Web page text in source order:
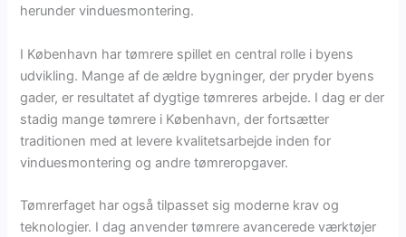
herunder vinduesmontering.
I København har tømrere spillet en central rolle i byens
udvikling. Mange af de ældre bygninger, der pryder byens
gader, er resultatet af dygtige tømreres arbejde. I dag er der
stadig mange tømrere i København, der fortsætter
traditionen med at levere kvalitetsarbejde inden for
vinduesmontering og andre tømreropgaver.
Tømrerfaget har også tilpasset sig moderne krav og
teknologier. I dag anvender tømrere avancerede værktøjer